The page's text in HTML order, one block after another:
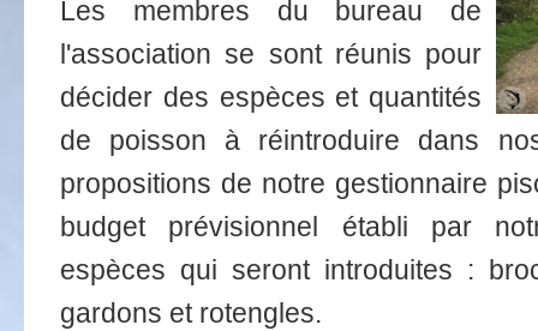
Les membres du bureau de
l'association se sont réunis pour
décider des espèces et quantités
de poisson à réintroduire dans
propositions de notre gestionnaire
budget prévisionnel établi par
espèces qui seront introduites :
gardons et rotengles.